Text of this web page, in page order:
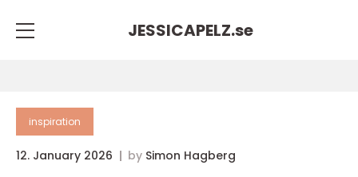
JESSICAPELZ.se
inspiration
12. January 2026 by Simon Hagberg